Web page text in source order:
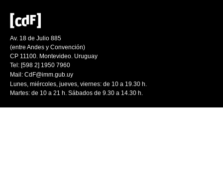
Av. 18 de Julio 885
(entre Andes y Convención)
CP 11100. Montevideo. Uruguay
Tel: [598 2] 1950 7960
Mail: CdF@imm.gub.uy
Lunes, miércoles, jueves, viernes: de 10 a 19.30 h.
Martes: de 10 a 21 h. Sábados de 9.30 a 14.30 h.